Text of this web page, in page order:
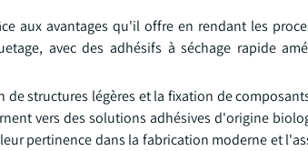
aux avantages qu'il offre en rendant les
avec des adhésifs à séchage rapide
structures légères et la fixation de
vers des solutions adhésives d'origine
pertinence dans la fabrication moderne et